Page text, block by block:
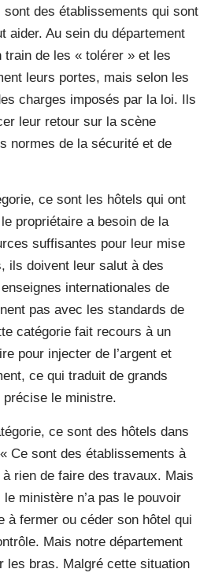
sont des établissements qui sont
aider. Au sein du département
train de les « tolérer » et les
leurs portes, mais selon les
charges imposés par la loi. Ils
leur retour sur la scène
normes de la sécurité et de
ce sont les hôtels qui ont
propriétaire a besoin de la
suffisantes pour leur mise
ils doivent leur salut à des
internationales de
pas avec les standards de
catégorie fait recours à un
pour injecter de l’argent et
ce qui traduit de grands
le ministre.
ce sont des hôtels dans
Ce sont des établissements à
à rien de faire des travaux. Mais
ministère n’a pas le pouvoir
à fermer ou céder son hôtel qui
Mais notre département
les bras. Malgré cette situation